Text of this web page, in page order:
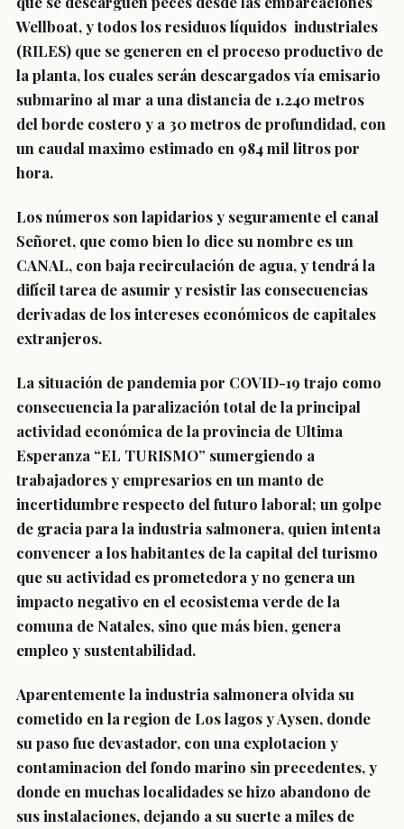
Wellboat, y todos los residuos líquidos industriales
(RILES) que se generen en el proceso productivo de
la planta, los cuales serán descargados vía emisario
submarino al mar a una distancia de 1.240 metros
del borde costero y a 30 metros de profundidad, con
un caudal maximo estimado en 984 mil litros por
hora.
Los números son lapidarios y seguramente el canal
Señoret, que como bien lo dice su nombre es un
CANAL, con baja recirculación de agua, y tendrá la
difícil tarea de asumir y resistir las consecuencias
derivadas de los intereses económicos de capitales
extranjeros.
La situación de pandemia por COVID-19 trajo como
consecuencia la paralización total de la principal
actividad económica de la provincia de Ultima
Esperanza “EL TURISMO” sumergiendo a
trabajadores y empresarios en un manto de
incertidumbre respecto del futuro laboral; un golpe
de gracia para la industria salmonera, quien intenta
convencer a los habitantes de la capital del turismo
que su actividad es prometedora y no genera un
impacto negativo en el ecosistema verde de la
comuna de Natales, sino que más bien, genera
empleo y sustentabilidad.
Aparentemente la industria salmonera olvida su
cometido en la region de Los lagos y Aysen, donde
su paso fue devastador, con una explotacion y
contaminacion del fondo marino sin precedentes, y
donde en muchas localidades se hizo abandono de
sus instalaciones, dejando a su suerte a miles de